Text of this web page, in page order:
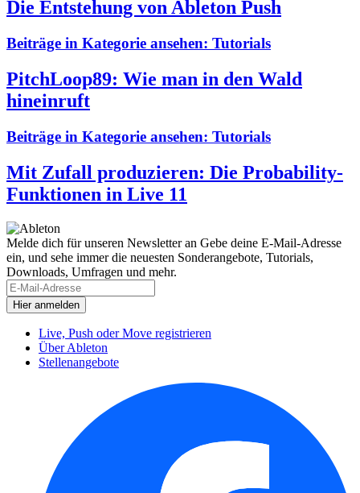
Die Entstehung von Ableton Push
Beiträge in Kategorie ansehen: Tutorials
PitchLoop89: Wie man in den Wald
hineinruft
Beiträge in Kategorie ansehen: Tutorials
Mit Zufall produzieren: Die Probability-
Funktionen in Live 11
Melde dich für unseren Newsletter an Gebe deine E-Mail-Adresse
ein, und sehe immer die neuesten Sonderangebote, Tutorials,
Downloads, Umfragen und mehr.
Live, Push oder Move registrieren
Über Ableton
Stellenangebote